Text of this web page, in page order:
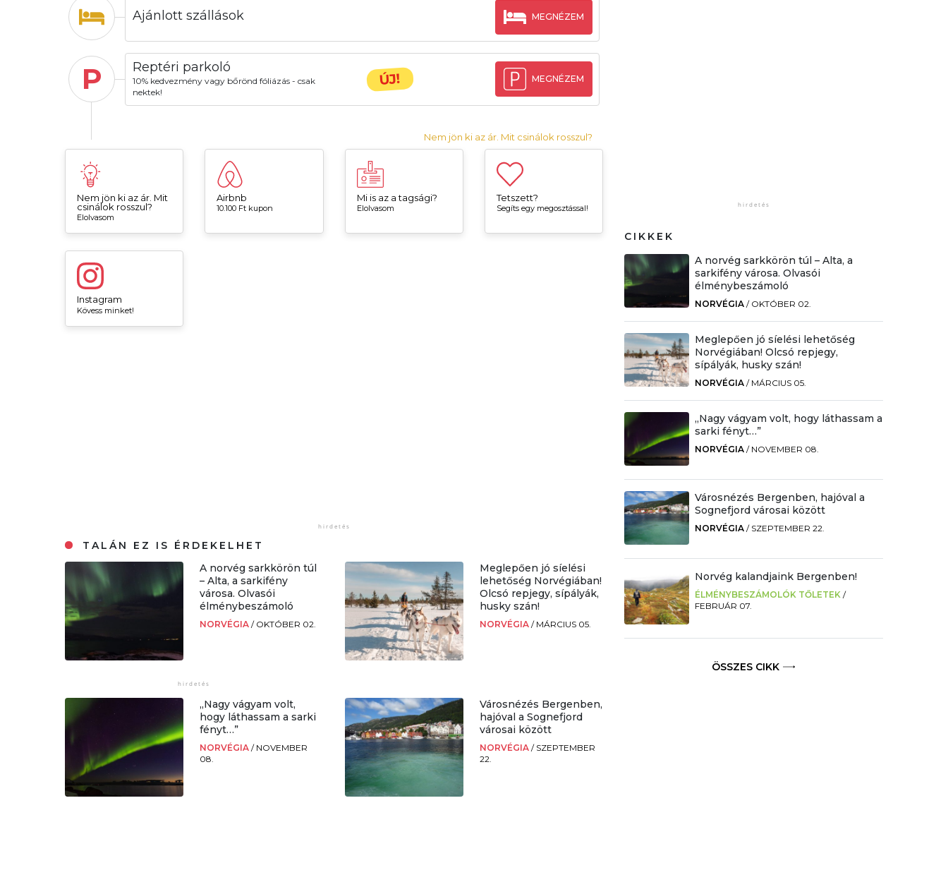
Ajánlott szállások MEGNÉZEM
P Reptéri parkoló
10% kedvezmény vagy bőrönd fóliázás - csak
nektek!
ÚJ! MEGNÉZEM
Nem jön ki az ár. Mit csinálok rosszul?
Nem jön ki az ár. Mit
csinálok rosszul?
Elolvasom
Airbnb
10.100 Ft kupon
Mi is az a tagsági?
Elolvasom
Tetszett?
Segíts egy megosztással!
Instagram
Kövess minket!
TALÁN EZ IS ÉRDEKELHET
A norvég sarkkörön túl
– Alta, a sarkifény
városa. Olvasói
élménybeszámoló
NORVÉGIA/ OKTÓBER 02.
Meglepően jó síelési
lehetőség Norvégiában!
Olcsó repjegy, sípályák,
husky szán!
NORVÉGIA / MÁRCIUS 05.
„Nagy vágyam volt,
hogy láthassam a sarki
fényt…”
NORVÉGIA/ NOVEMBER
08.
Városnézés Bergenben,
hajóval a Sognefjord
városai között
NORVÉGIA / SZEPTEMBER
22.
CIKKEK
A norvég sarkkörön túl – Alta, a
sarkifény városa. Olvasói
élménybeszámoló
NORVÉGIA / OKTÓBER 02.
Meglepően jó síelési lehetőség
Norvégiában! Olcsó repjegy,
sípályák, husky szán!
NORVÉGIA / MÁRCIUS 05.
„Nagy vágyam volt, hogy láthassam a
sarki fényt…”
NORVÉGIA / NOVEMBER 08.
Városnézés Bergenben, hajóval a
Sognefjord városai között
NORVÉGIA / SZEPTEMBER 22.
Norvég kalandjaink Bergenben!
ÉLMÉNYBESZÁMOLÓK TŐLETEK /
FEBRUÁR 07.
ÖSSZES CIKK